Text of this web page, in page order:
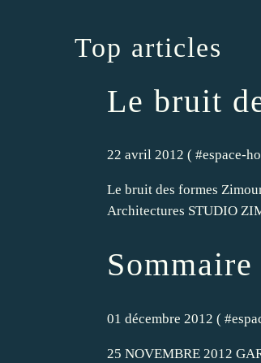
Top articles
Le bruit
22 avril 2012 ( #espace-
Le bruit des formes
Architectures STUDIO
01 décembre 2012 ( #
25 NOVEMBRE 2012